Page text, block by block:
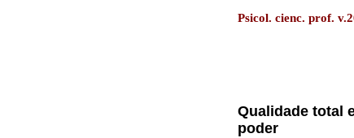
Psicol. cienc. prof.
Qualidade total
poder